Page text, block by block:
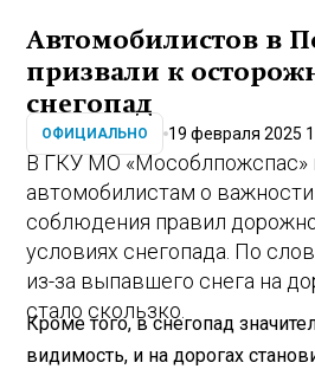
Автомобилистов в
призвали к
снегопад
ОФИЦИАЛЬНО 19 февраля 2025
В ГКУ МО «Мособлпожспас»
автомобилистам о важности
соблюдения правил
условиях снегопада. По
из-за выпавшего снега на
стало скользко.
Кроме того, в снегопад
видимость, и на дорогах